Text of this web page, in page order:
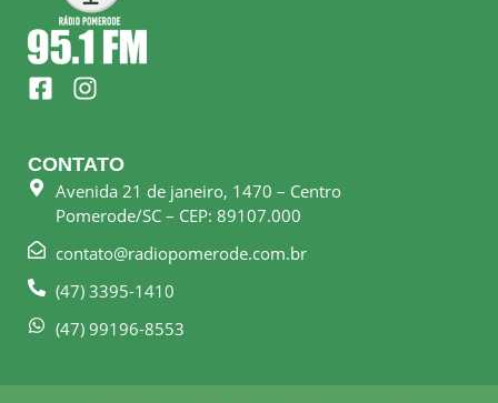
F
a
e
b
o
k
s
q
a
I
n
t
a
g
r
a
m
CONTATO
Avenida 21 de janeiro, 1470 – Centro
Pomerode/SC – CEP: 89107.000
contato@radiopomerode.com.br
(47) 3395-1410
(47) 99196-8553